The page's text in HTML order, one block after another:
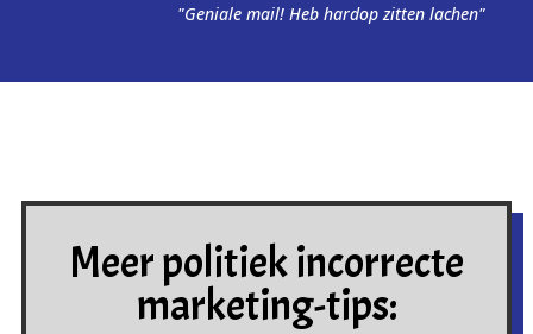
"Geniale mail! Heb hardop zitten lachen"
Meer politiek incorrecte
marketing-tips: